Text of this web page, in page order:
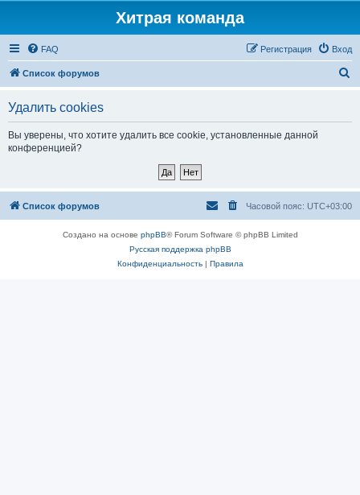
Хитрая команда
FAQ Вход
Регистрация
Список форумов
Удалить cookies
Вы уверены, что хотите удалить все cookie, установленные данной
конференцией?
Список форумов Часовой пояс: UTC+03:00
Создано на основе phpBB® Forum Software © phpBB Limited
Русская поддержка phpBB
Конфиденциальность| Правила